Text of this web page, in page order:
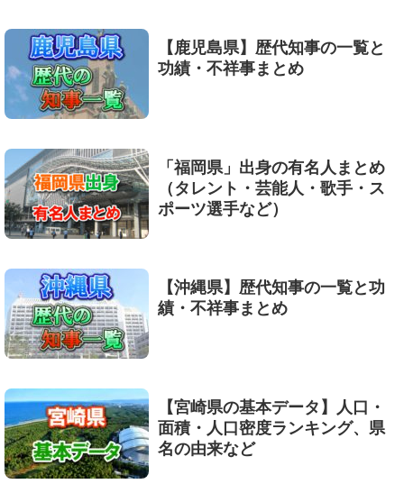
【鹿児島県】歴代知事の一覧と
功績・不祥事まとめ
「福岡県」出身の有名人まとめ
（タレント・芸能人・歌手・ス
ポーツ選手など）
【沖縄県】歴代知事の一覧と功
績・不祥事まとめ
【宮崎県の基本データ】人口・
面積・人口密度ランキング、県
名の由来など